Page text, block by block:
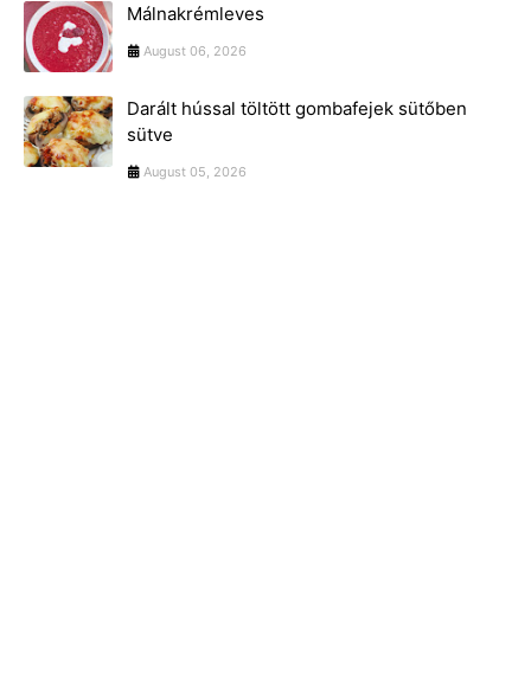
Málnakrémleves
August 06, 2026
Darált hússal töltött gombafejek sütőben
sütve
August 05, 2026